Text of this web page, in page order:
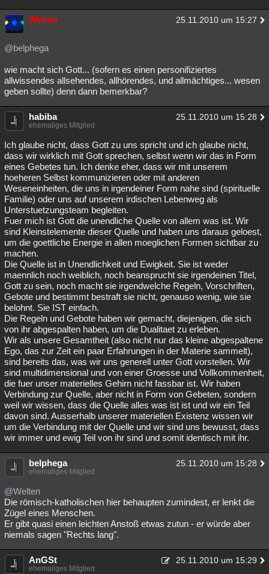
Welten 25.11.2010 um 15:27
@belphega
wie macht sich Gott... (sofern es einen personifiziertes
allwissendes allsehendes, allhörendes, und allmächtiges... wesen
geben sollte) denn dann bemerkbar?
habiba 25.11.2010 um 15:28
ehemaliges Mitglied
Ich glaube nicht, dass Gott zu uns spricht und ich glaube nicht,
dass wir wirklich mit Gott sprechen, selbst wenn wir das in Form
eines Gebetes tun. Ich denke eher, dass wir mit unserem
hoeheren Selbst kommunizieren oder mit anderen
Weseneinheiten, die uns in irgendeiner Form nahe sind (spirituelle
Familie) oder uns auf unserem irdischen Lebenweg als
Unterstuetzungsteam begleiten.
Fuer mich ist Gott die unendliche Quelle von allem was ist. Wir
sind Kleinstelemente dieser Quelle und haben uns daraus geloest,
um die goettliche Energie in allen moeglichen Formen sichtbar zu
machen.
Die Quelle ist in Unendlichkeit und Ewigkeit. Sie ist weder
maennlich noch weiblich, noch beansprucht sie irgendeinen Titel,
Gott zu sein, noch macht sie irgendwelche Regeln, Vorschriften,
Gebote und bestimmt bestraft sie nicht, genauso wenig, wie sie
belohnt. Sie IST einfach.
Die Regeln und Gebote haben wir gemacht, diejenigen, die sich
von ihr abgespalten haben, um die Dualitaet zu erleben.
Wir als unsere Gesamtheit (also nicht nur das kleine abgespaltene
Ego, das zur Zeit ein paar Erfahrungen in der Materie sammelt),
sind bereits das, was wir uns generell unter Gott vorstellen. Wir
sind multidimensional und von einer Groesse und Vollkommenheit,
die fuer unser materielles Gehirn nicht fassbar ist. Wir haben
Verbindung zur Quelle, aber nicht in Form von Gebeten, sondern
weil wir wissen, dass die Quelle alles was ist ist und wir ein Teil
davon sind. Ausserhalb unserer materiellen Existenz wissen wir
um die Verbindung mit der Quelle und wir sind uns bewusst, dass
wir immer und ewig Teil von ihr sind und somit identisch mit ihr.
belphega 25.11.2010 um 15:28
ehemaliges Mitglied
@Welten
Die römisch-katholischen hier behaupten zumindest, er lenkt die
Zügel eines Menschen.
Er gibt quasi einen leichten Anstoß etwas zutun - er würde aber
niemals sagen "Rechts lang".
AnGSt 25.11.2010 um 15:29
ehemaliges Mitglied